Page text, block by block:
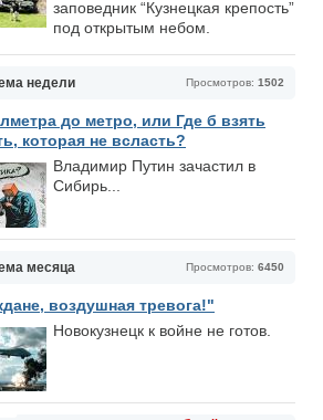
заповедник “Кузнецкая крепость”
под открытым небом.
Просмотров: 1502
недели
до метро, или Где б взять
которая не всласть?
Владимир Путин зачастил в
Сибирь...
Просмотров: 6450
месяца
воздушная тревога!"
Новокузнецк к войне не готов.